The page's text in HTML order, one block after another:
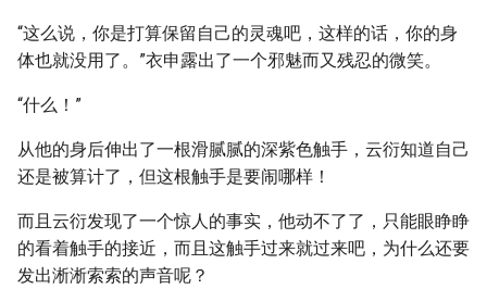
“这么说，你是打算保留自己的灵魂吧，这样的话，你的身
体也就没用了。”衣申露出了一个邪魅而又残忍的微笑。
“什么！”
从他的身后伸出了一根滑腻腻的深紫色触手，云衍知道自己
还是被算计了，但这根触手是要闹哪样！
而且云衍发现了一个惊人的事实，他动不了了，只能眼睁睁
的看着触手的接近，而且这触手过来就过来吧，为什么还要
发出淅淅索索的声音呢？